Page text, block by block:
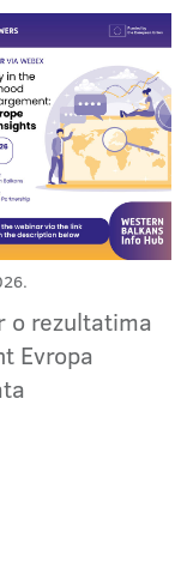
o rezultatima
Evropa